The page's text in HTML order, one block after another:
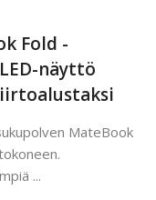
Fold -
näyttö
MateBook
...